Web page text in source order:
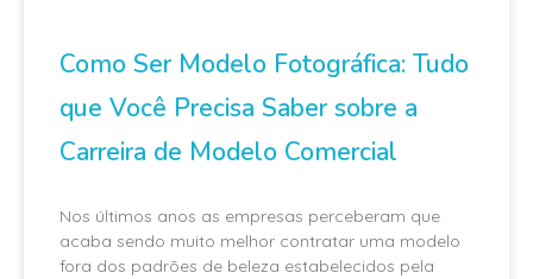
Como Ser Modelo Fotográfica: Tudo
que Você Precisa Saber sobre a
Carreira de Modelo Comercial
Nos últimos anos as empresas perceberam que
acaba sendo muito melhor contratar uma modelo
fora dos padrões de beleza estabelecidos pela